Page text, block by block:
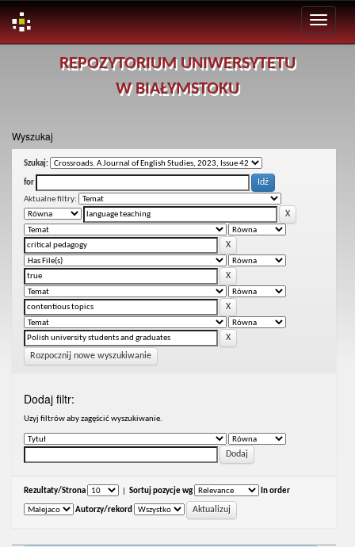
REPOZYTORIUM UNIWERSYTETU
W BIAŁYMSTOKU
Wyszukaj
Szukaj:
for
Aktualne filtry:
Rozpocznij nowe wyszukiwanie
Dodaj filtr:
Uzyj filtrów aby zagęścić wyszukiwanie.
Rezultaty/Strona Sortuj pozycje wg In order
Autorzy/rekord